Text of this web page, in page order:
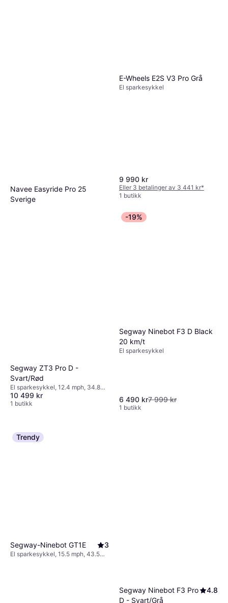
Navee Easyride Pro 25
Sverige
E-Wheels E2S V3 Pro Grå
El sparkesykkel
9 990 kr
Eller 3 betalinger av 3 441 kr*
1 butikk
Segway ZT3 Pro D -
Svart/Rød
El sparkesykkel, 12.4 mph, 34.8
miles Rekkevidde
10 499 kr
1 butikk
-19%
Segway Ninebot F3 D Black
20 km/t
El sparkesykkel
6 490 kr7 999 kr
1 butikk
Trendy
Segway-Ninebot GT1E 3
El sparkesykkel, 15.5 mph, 43.5
Segway Ninebot F3 Pro
D - Svart/Grå
4.8